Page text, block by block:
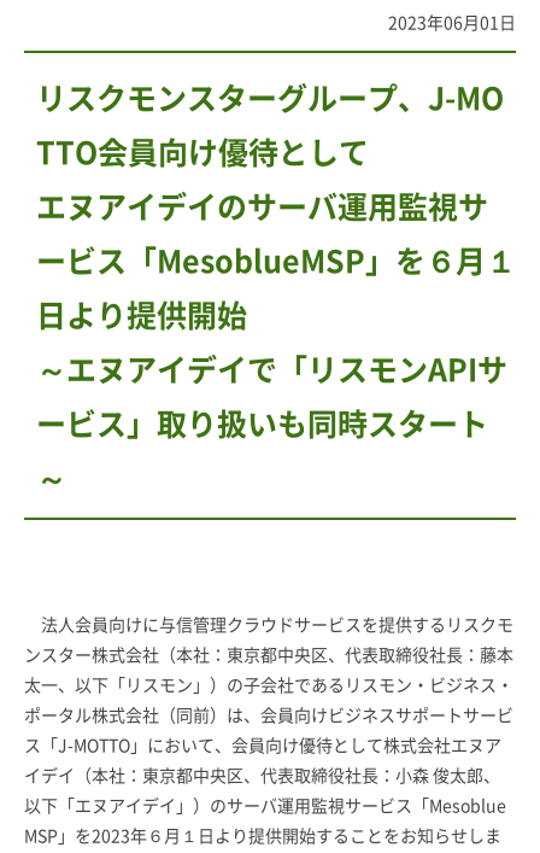
2023年06月01日
リスクモンスターグループ、J-MO
TTO会員向け優待として
エヌアイデイのサーバ運用監視サ
ービス「MesoblueMSP」を６月１
日より提供開始
～エヌアイデイで「リスモンAPIサ
ービス」取り扱いも同時スタート
～
法人会員向けに与信管理クラウドサービスを提供するリスクモ
ンスター株式会社（本社：東京都中央区、代表取締役社長：藤本
太一、以下「リスモン」）の子会社であるリスモン・ビジネス・
ポータル株式会社（同前）は、会員向けビジネスサポートサービ
ス「J-MOTTO」において、会員向け優待として株式会社エヌア
イデイ（本社：東京都中央区、代表取締役社長：小森 俊太郎、
以下「エヌアイデイ」）のサーバ運用監視サービス「Mesoblue
MSP」を2023年６月１日より提供開始することをお知らせしま